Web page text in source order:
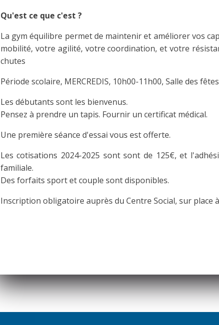
Qu'est ce que c'est ?
La gym équilibre permet de maintenir et améliorer vos
mobilité, votre agilité, votre coordination, et votre
chutes
Période scolaire, MERCREDIS, 10h00-11h00, Salle des
Les débutants sont les bienvenus.
Pensez à prendre un tapis. Fournir un certificat médical.
Une première séance d'essai vous est offerte.
Les cotisations 2024-2025 sont sont de 125€, et
familiale.
Des forfaits sport et couple sont disponibles.
Inscription obligatoire auprès du Centre Social, sur place